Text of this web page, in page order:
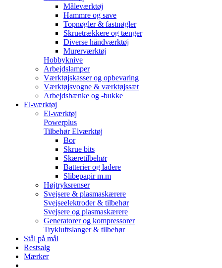
Måleværktøj
Hammre og save
Topnøgler & fastnøgler
Skruetrækkere og tænger
Diverse håndværktøj
Murerværktøj
Hobbyknive
Arbejdslamper
Værktøjskasser og opbevaring
Værktøjsvogne & værktøjssæt
Arbejdsbænke og -bukke
El-værktøj
El-værktøj
Powerplus
Tilbehør Elværktøj
Bor
Skrue bits
Skæretilbehør
Batterier og ladere
Slibepapir m.m
Højtryksrenser
Svejsere & plasmaskærere
Svejseelektroder & tilbehør
Svejsere og plasmaskærere
Generatorer og kompressorer
Trykluftslanger & tilbehør
Stål på mål
Restsalg
Mærker